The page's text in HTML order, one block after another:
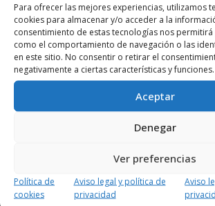
Para ofrecer las mejores experiencias, utilizamos
cookies para almacenar y/o acceder a la
consentimiento de estas tecnologías nos
como el comportamiento de navegación o las
en este sitio. No consentir o retirar el
negativamente a ciertas características y funciones.
Aceptar
Denegar
Ver preferencias
Política de
cookies
Aviso legal y política de
privacidad
Aviso
DEJA UN COMENTARIO